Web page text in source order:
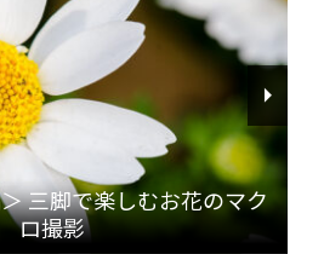
三脚で楽しむお花のマク
ロ撮影